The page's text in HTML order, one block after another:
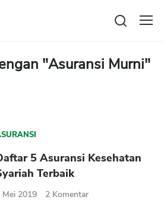
"Asuransi Murni"
5 Asuransi Kesehatan
Terbaik
Mei 2019 2 Komentar